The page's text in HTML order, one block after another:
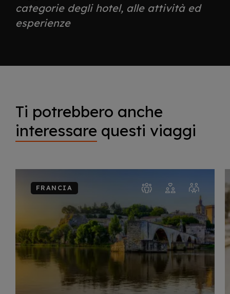
categorie degli hotel, alle attività ed
esperienze
Ti potrebbero anche
interessare questi viaggi
FRANCIA